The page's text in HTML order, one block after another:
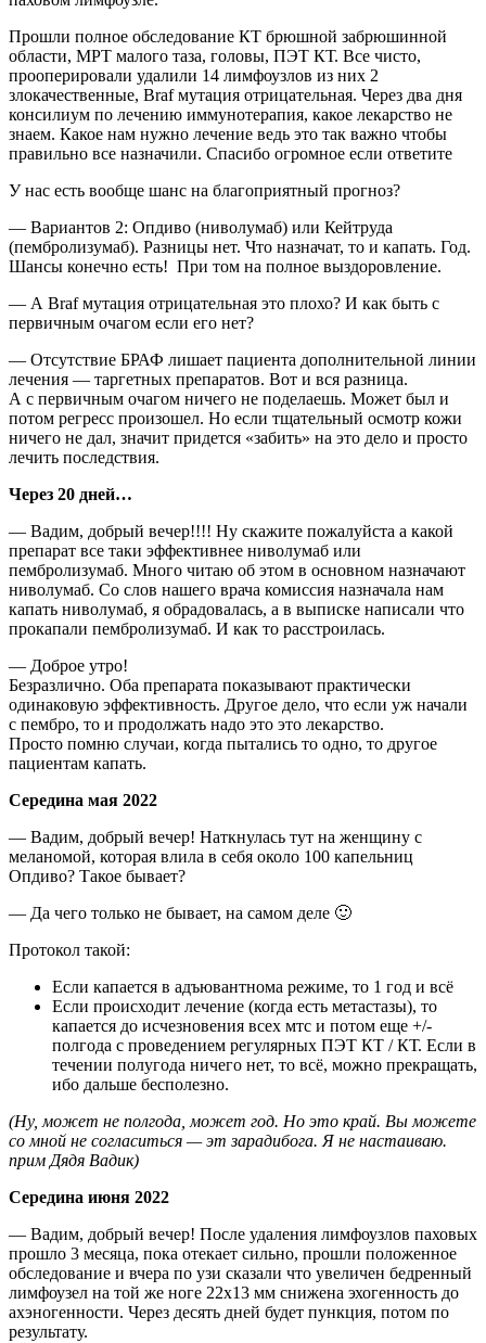
Прошли полное обследование КТ брюшной забрюшинной
области, МРТ малого таза, головы, ПЭТ КТ. Все чисто,
прооперировали удалили 14 лимфоузлов из них 2
злокачественные, Braf мутация отрицательная. Через два дня
консилиум по лечению иммунотерапия, какое лекарство не
знаем. Какое нам нужно лечение ведь это так важно чтобы
правильно все назначили. Спасибо огромное если ответите
У нас есть вообще шанс на благоприятный прогноз?
— Вариантов 2: Опдиво (ниволумаб) или Кейтруда
(пембролизумаб). Разницы нет. Что назначат, то и капать. Год.
Шансы конечно есть! При том на полное выздоровление.
— А Braf мутация отрицательная это плохо? И как быть с
первичным очагом если его нет?
— Отсутствие БРАФ лишает пациента дополнительной линии
лечения — таргетных препаратов. Вот и вся разница.
А с первичным очагом ничего не поделаешь. Может был и
потом регресс произошел. Но если тщательный осмотр кожи
ничего не дал, значит придется «забить» на это дело и просто
лечить последствия.
Через 20 дней…
— Вадим, добрый вечер!!!! Ну скажите пожалуйста а какой
препарат все таки эффективнее ниволумаб или
пембролизумаб. Много читаю об этом в основном назначают
ниволумаб. Со слов нашего врача комиссия назначала нам
капать ниволумаб, я обрадовалась, а в выписке написали что
прокапали пембролизумаб. И как то расстроилась.
— Доброе утро!
Безразлично. Оба препарата показывают практически
одинаковую эффективность. Другое дело, что если уж начали
с пембро, то и продолжать надо это это лекарство.
Просто помню случаи, когда пытались то одно, то другое
пациентам капать.
Середина мая 2022
— Вадим, добрый вечер! Наткнулась тут на женщину с
меланомой, которая влила в себя около 100 капельниц
Опдиво? Такое бывает?
— Да чего только не бывает, на самом деле 🙂
Протокол такой:
Если капается в адъювантнома режиме, то 1 год и всё
Если происходит лечение (когда есть метастазы), то
капается до исчезновения всех мтс и потом еще +/-
полгода с проведением регулярных ПЭТ КТ / КТ. Если в
течении полугода ничего нет, то всё, можно прекращать,
ибо дальше бесполезно.
(Ну, может не полгода, может год. Но это край. Вы можете
со мной не согласиться — эт зарадибога. Я не настаиваю.
прим Дядя Вадик)
Середина июня 2022
— Вадим, добрый вечер! После удаления лимфоузлов паховых
прошло 3 месяца, пока отекает сильно, прошли положенное
обследование и вчера по узи сказали что увеличен бедренный
лимфоузел на той же ноге 22х13 мм снижена эхогенность до
ахэногенности. Через десять дней будет пункция, потом по
результату.